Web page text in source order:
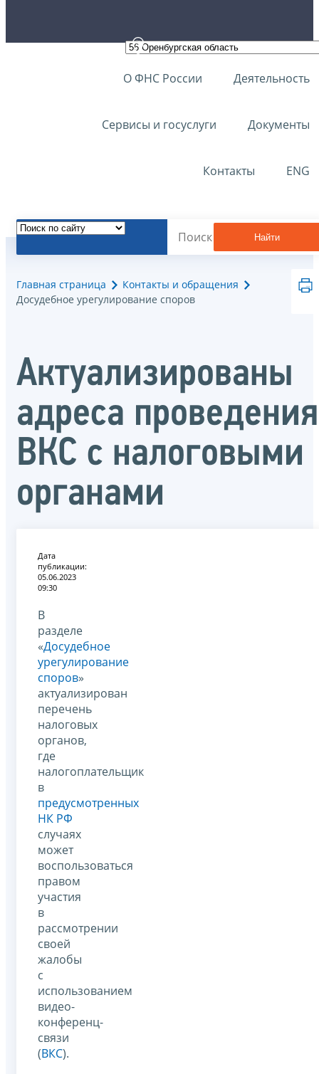
О ФНС России Деятельность
Сервисы и госуслуги Документы
Контакты ENG
Найти
Главная страница
Контакты и обращения
Досудебное урегулирование споров
Актуализированы
адреса проведения
ВКС с налоговыми
органами
Дата
публикации:
05.06.2023
09:30
В
разделе
«Досудебное
урегулирование
споров»
актуализирован
перечень
налоговых
органов,
где
налогоплательщик
в
предусмотренных
НК РФ
случаях
может
воспользоваться
правом
участия
в
рассмотрении
своей
жалобы
с
использованием
видео-
конференц-
связи
(ВКС).